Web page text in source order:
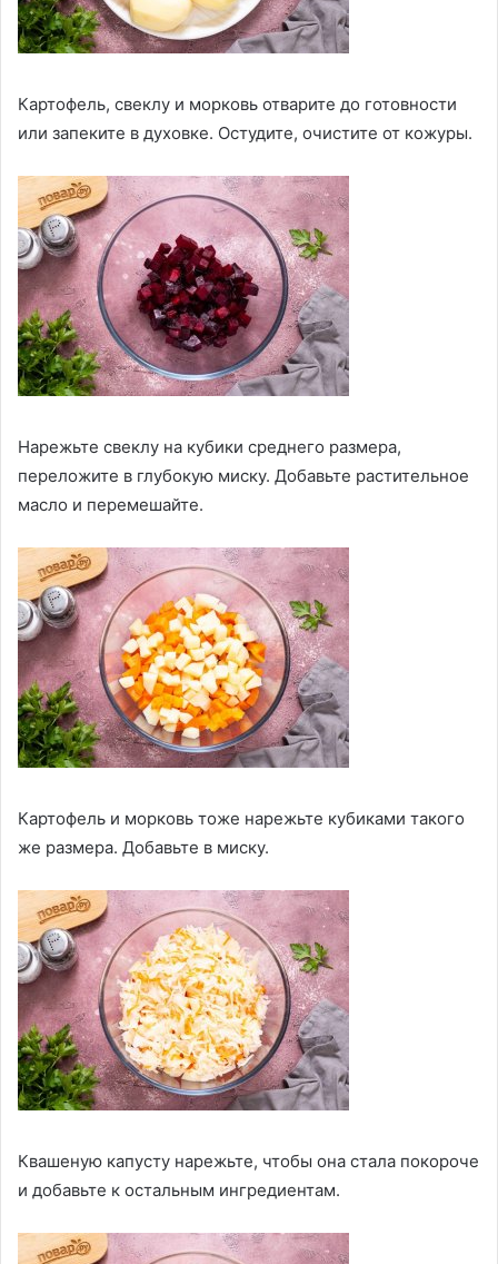
Картофель, свеклу и морковь отварите до готовности
или запеките в духовке. Остудите, очистите от кожуры.
Нарежьте свеклу на кубики среднего размера,
переложите в глубокую миску. Добавьте растительное
масло и перемешайте.
Картофель и морковь тоже нарежьте кубиками такого
же размера. Добавьте в миску.
Квашеную капусту нарежьте, чтобы она стала покороче
и добавьте к остальным ингредиентам.